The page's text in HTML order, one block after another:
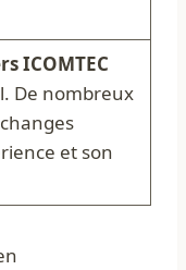
ICOMTEC
De nombreux
et son